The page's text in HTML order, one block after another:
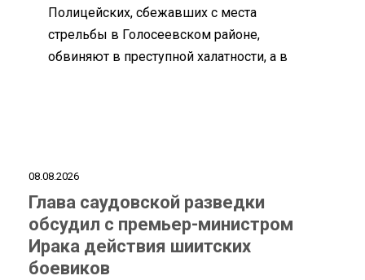
Полицейских, сбежавших с места
стрельбы в Голосеевском районе,
обвиняют в преступной халатности, а в
08.08.2026
Глава саудовской разведки
обсудил с премьер-министром
Ирака действия шиитских
боевиков